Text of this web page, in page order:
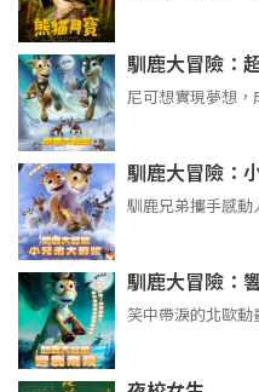
馴鹿大冒險：
尼可想實現夢想
馴鹿大冒險：
馴鹿兄弟攜手感動
馴鹿大冒險：
笑中帶淚的北歐動